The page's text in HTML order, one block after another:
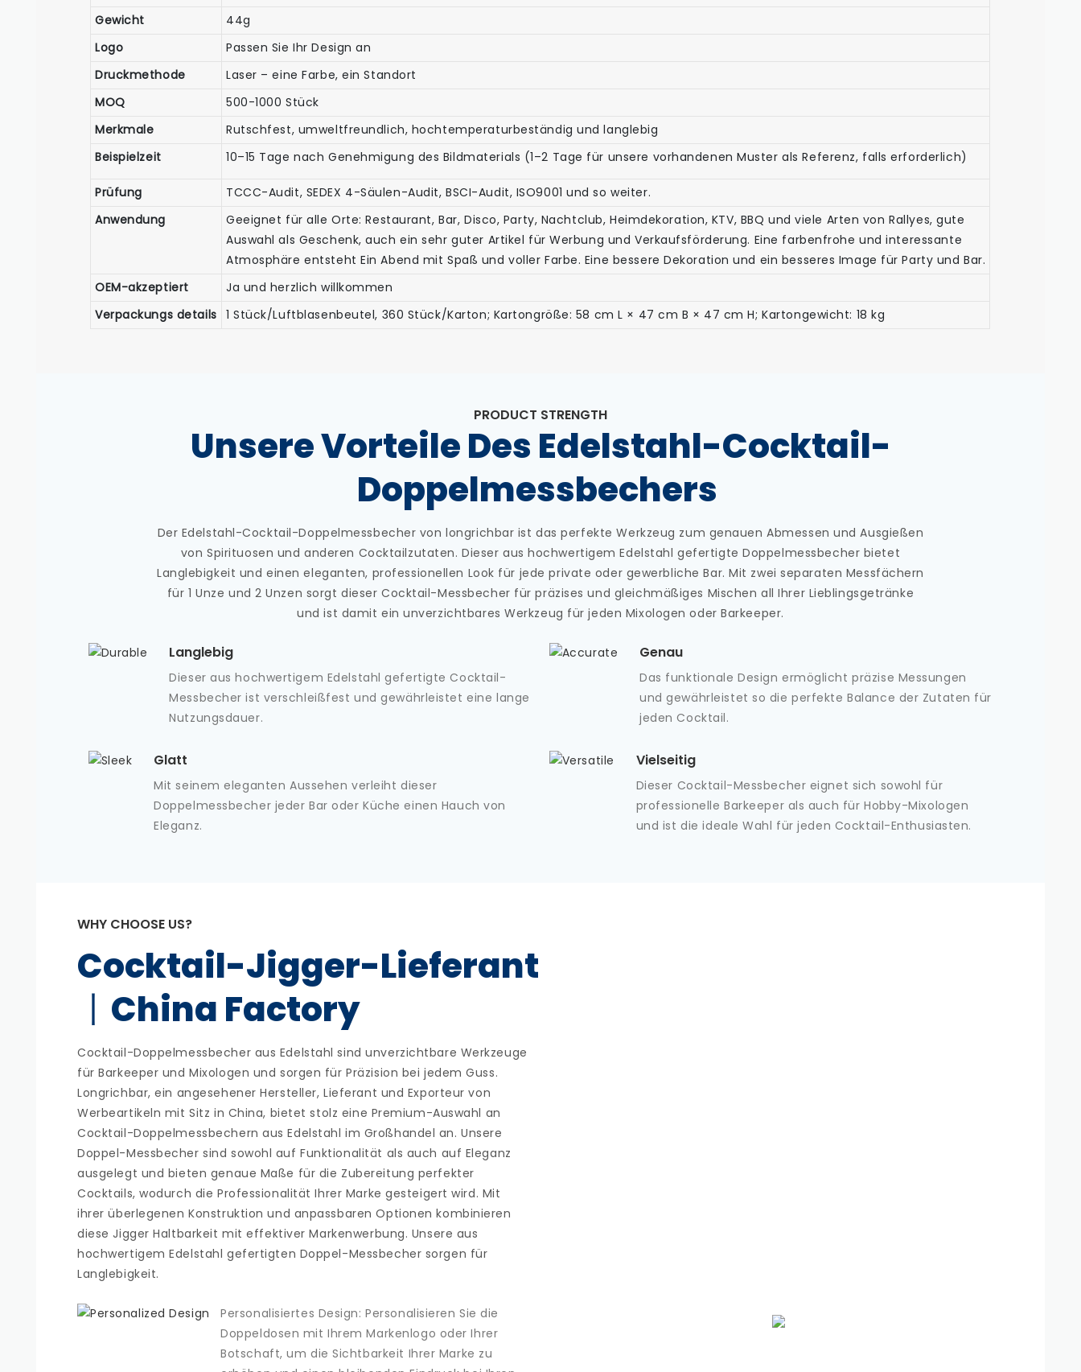
Gewicht
44g
Logo
Passen Sie Ihr Design an
Druckmethode
Laser – eine Farbe, ein Standort
MOQ
500-1000 Stück
Merkmale
Rutschfest, umweltfreundlich, hochtemperaturbeständig und langlebig
Beispielzeit
10–15 Tage nach Genehmigung des Bildmaterials (1–2 Tage für unsere vorhandenen Muster als Referenz, falls erforderlich)
Prüfung
TCCC-Audit, SEDEX 4-Säulen-Audit, BSCI-Audit, ISO9001 und so weiter.
Anwendung
Geeignet für alle Orte: Restaurant, Bar, Disco, Party, Nachtclub, Heimdekoration, KTV, BBQ und viele Arten von Rallyes, gute
Auswahl als Geschenk, auch ein sehr guter Artikel für Werbung und Verkaufsförderung. Eine farbenfrohe und interessante
Atmosphäre entsteht Ein Abend mit Spaß und voller Farbe. Eine bessere Dekoration und ein besseres Image für Party und Bar.
OEM-akzeptiert
Ja und herzlich willkommen
Verpackungs details 1 Stück/Luftblasenbeutel, 360 Stück/Karton; Kartongröße: 58 cm L × 47 cm B × 47 cm H; Kartongewicht: 18 kg
PRODUCT STRENGTH
Unsere Vorteile Des Edelstahl-Cocktail-
Doppelmessbechers
Der Edelstahl-Cocktail-Doppelmessbecher von longrichbar ist das perfekte Werkzeug zum genauen Abmessen und Ausgießen
von Spirituosen und anderen Cocktailzutaten. Dieser aus hochwertigem Edelstahl gefertigte Doppelmessbecher bietet
Langlebigkeit und einen eleganten, professionellen Look für jede private oder gewerbliche Bar. Mit zwei separaten Messfächern
für 1 Unze und 2 Unzen sorgt dieser Cocktail-Messbecher für präzises und gleichmäßiges Mischen all Ihrer Lieblingsgetränke
und ist damit ein unverzichtbares Werkzeug für jeden Mixologen oder Barkeeper.
Langlebig
Dieser aus hochwertigem Edelstahl gefertigte Cocktail-
Messbecher ist verschleißfest und gewährleistet eine lange
Nutzungsdauer.
Genau
Das funktionale Design ermöglicht präzise Messungen
und gewährleistet so die perfekte Balance der Zutaten für
jeden Cocktail.
Glatt
Mit seinem eleganten Aussehen verleiht dieser
Doppelmessbecher jeder Bar oder Küche einen Hauch von
Eleganz.
Vielseitig
Dieser Cocktail-Messbecher eignet sich sowohl für
professionelle Barkeeper als auch für Hobby-Mixologen
und ist die ideale Wahl für jeden Cocktail-Enthusiasten.
WHY CHOOSE US?
Cocktail-Jigger-Lieferant
丨China Factory
Cocktail-Doppelmessbecher aus Edelstahl sind unverzichtbare Werkzeuge
für Barkeeper und Mixologen und sorgen für Präzision bei jedem Guss.
Longrichbar, ein angesehener Hersteller, Lieferant und Exporteur von
Werbeartikeln mit Sitz in China, bietet stolz eine Premium-Auswahl an
Cocktail-Doppelmessbechern aus Edelstahl im Großhandel an. Unsere
Doppel-Messbecher sind sowohl auf Funktionalität als auch auf Eleganz
ausgelegt und bieten genaue Maße für die Zubereitung perfekter
Cocktails, wodurch die Professionalität Ihrer Marke gesteigert wird. Mit
ihrer überlegenen Konstruktion und anpassbaren Optionen kombinieren
diese Jigger Haltbarkeit mit effektiver Markenwerbung. Unsere aus
hochwertigem Edelstahl gefertigten Doppel-Messbecher sorgen für
Langlebigkeit.
Personalisiertes Design: Personalisieren Sie die
Doppeldosen mit Ihrem Markenlogo oder Ihrer
Botschaft, um die Sichtbarkeit Ihrer Marke zu